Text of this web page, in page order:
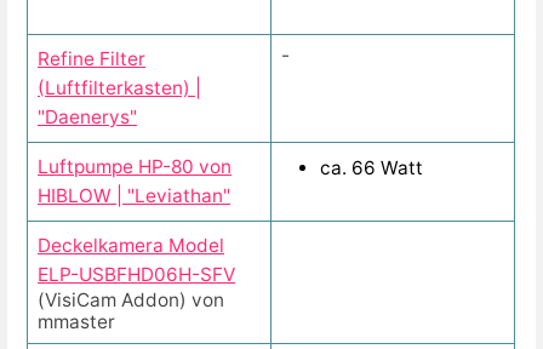
Refine Filter
(Luftfilterkasten) |
"Daenerys"
-
Luftpumpe HP-80 von
HIBLOW | "Leviathan"
ca. 66 Watt
Deckelkamera Model
ELP-USBFHD06H-SFV
(VisiCam Addon) von
mmaster